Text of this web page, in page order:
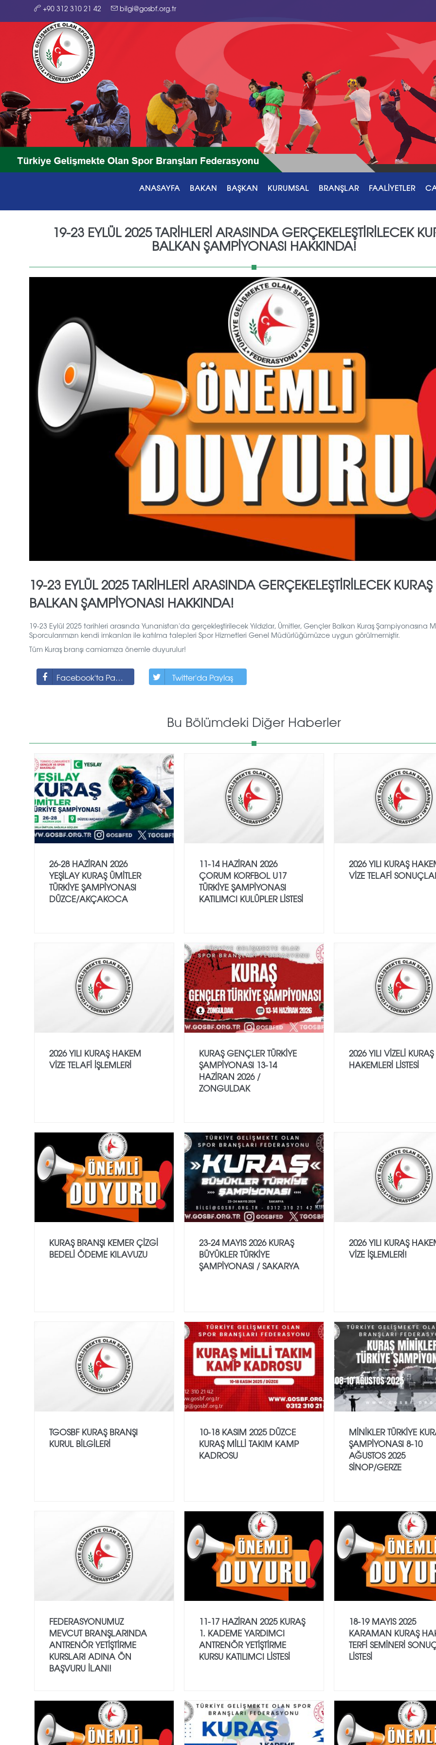
+90 312 310 21 42 bilgi@gosbf.org.tr
ANASAYFA BAKAN BAŞKAN KURUMSAL BRANŞLAR FAALİYETLER
19-23 EYLÜL 2025 TARİHLERİ ARASINDA GERÇEKELEŞTİRİLECEK
BALKAN ŞAMPİYONASI HAKKINDA!
19-23 EYLÜL 2025 TARİHLERİ ARASINDA GERÇEKELEŞTİRİLECEK KURAŞ
BALKAN ŞAMPİYONASI HAKKINDA!
19-23 Eylül 2025 tarihleri arasında Yunanistan'da gerçekleştirilecek Yıldızlar, Ümitler, Gençler Balkan Kuraş Şampiyonasına
Sporcularımızın kendi imkanları ile katılma talepleri Spor Hizmetleri Genel Müdürlüğümüzce uygun görülmemiştir.
Tüm Kuraş branşı camiamıza önemle duyurulur!
Facebook'ta Paylaş Twitter'da Paylaş
Bu Bölümdeki Diğer Haberler
26-28 HAZİRAN 2026
YEŞİLAY KURAŞ ÜMİTLER
TÜRKİYE ŞAMPİYONASI
DÜZCE/AKÇAKOCA
11-14 HAZİRAN 2026
ÇORUM KORFBOL U17
TÜRKİYE ŞAMPİYONASI
KATILIMCI KULÜPLER LİSTESİ
2026 YILI KURAŞ
VİZE TELAFİ
2026 YILI KURAŞ HAKEM
VİZE TELAFİ İŞLEMLERİ
KURAŞ GENÇLER TÜRKİYE
ŞAMPİYONASI 13-14
HAZİRAN 2026 /
ZONGULDAK
2026 YILI VİZELİ KURAŞ
HAKEMLERİ LİSTESİ
KURAŞ BRANŞI KEMER ÇİZGİ
BEDELİ ÖDEME KILAVUZU
23-24 MAYIS 2026 KURAŞ
BÜYÜKLER TÜRKİYE
ŞAMPİYONASI / SAKARYA
2026 YILI KURAŞ
VİZE İŞLEMLERİ!
TGOSBF KURAŞ BRANŞI
KURUL BİLGİLERİ
10-18 KASIM 2025 DÜZCE
KURAŞ MİLLİ TAKIM KAMP
KADROSU
MİNİKLER TÜRKİYE
ŞAMPİYONASI 8-10
AĞUSTOS 2025
SİNOP/GERZE
FEDERASYONUMUZ
MEVCUT BRANŞLARINDA
ANTRENÖR YETİŞTİRME
KURSLARI ADINA ÖN
BAŞVURU İLANI!
11-17 HAZİRAN 2025 KURAŞ
1. KADEME YARDIMCI
ANTRENÖR YETİŞTİRME
KURSU KATILIMCI LİSTESİ
18-19 MAYIS 2025
KARAMAN KURAŞ
TERFİ SEMİNERİ
LİSTESİ